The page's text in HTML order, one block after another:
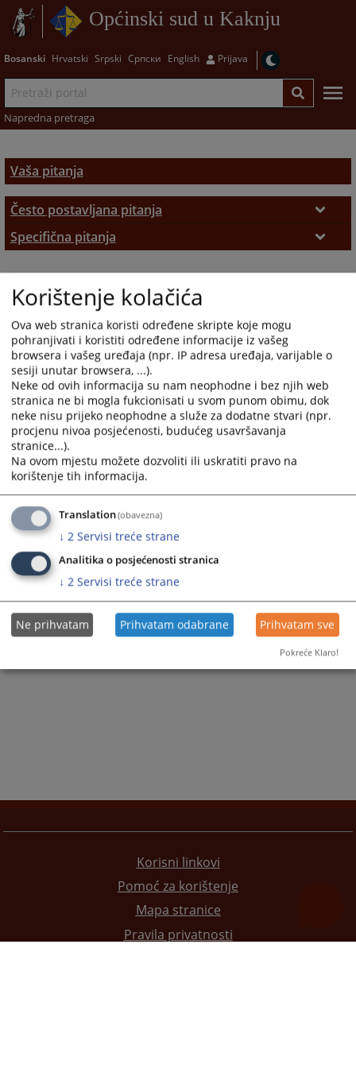
Općinski sud u Kaknju
Bosanski Hrvatski Srpski Српски English Prijava
Napredna pretraga
Vaša pitanja
Često postavljana pitanja
Često postavljana pitanja
Specifična pitanja
Korisni linkovi
Pomoć za korištenje
Mapa stranice
Pravila privatnosti
Korištenje kolačića
Ova web stranica koristi određene skripte koje mogu
pohranjivati i koristiti određene informacije iz vašeg
browsera i vašeg uređaja (npr. IP adresa uređaja, varijable o
sesiji unutar browsera, ...).
Neke od ovih informacija su nam neophodne i bez njih web
stranica ne bi mogla fukcionisati u svom punom obimu, dok
neke nisu prijeko neophodne a služe za dodatne stvari (npr.
procjenu nivoa posjećenosti, budućeg usavršavanja
stranice...).
Na ovom mjestu možete dozvoliti ili uskratiti pravo na
korištenje tih informacija.
Translation(obavezna)
↓ 2 Servisi treće strane
Analitika o posjećenosti stranica
↓ 2 Servisi treće strane
Ne prihvatam Prihvatam odabrane Prihvatam sve
Pokreće Klaro!